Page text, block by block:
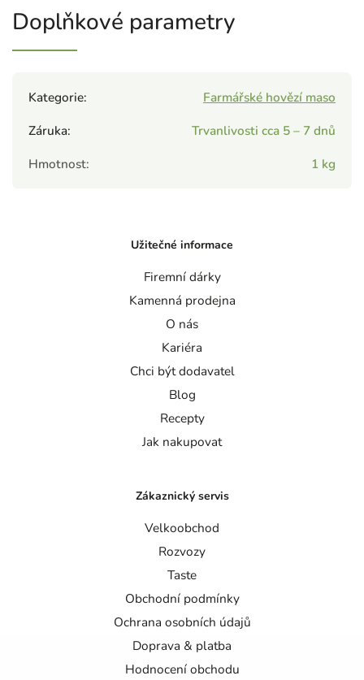
Doplňkové parametry
Kategorie:
Farmářské hovězí maso
Záruka:
Trvanlivosti cca 5 – 7 dnů
Hmotnost: 1 kg
Užitečné informace
Firemní dárky
Kamenná prodejna
O nás
Kariéra
Chci být dodavatel
Blog
Recepty
Jak nakupovat
Zákaznický servis
Velkoobchod
Rozvozy
Taste
Obchodní podmínky
Ochrana osobních údajů
Doprava & platba
Hodnocení obchodu